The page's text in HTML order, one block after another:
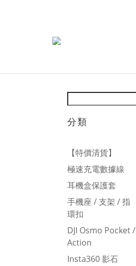
分類
【特價清貨】
極速充電數據線
耳機盒保護套
手機座 / 支架 / 指
環扣
DJI Osmo Pocket /
Action
Insta360 影石